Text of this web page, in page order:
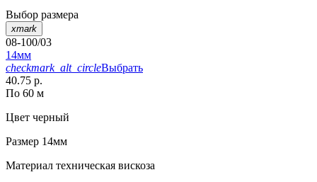
Выбор размера
xmark
08-100/03
14мм
checkmark_alt_circleВыбрать
40.75 р.
По 60 м
Цвет черный
Размер 14мм
Материал техническая вискоза